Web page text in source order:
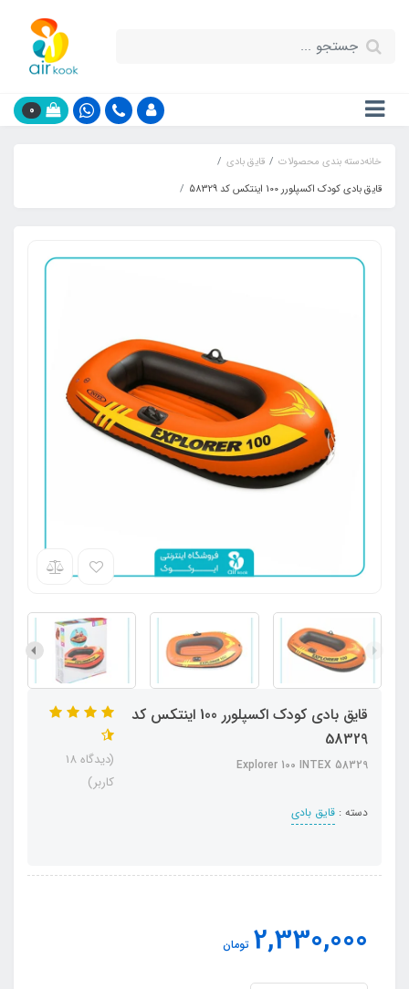
0
خانهدسته بندی محصولات
قایق بادی
قایق بادی کودک اکسپلورر 100 اینتکس کد 58329
قایق بادی کودک اکسپلورر 100 اینتکس کد
58329
Explorer 100 INTEX 58329
دسته : قایق بادی
(دیدگاه 18
کاربر)
2,330,000 تومان